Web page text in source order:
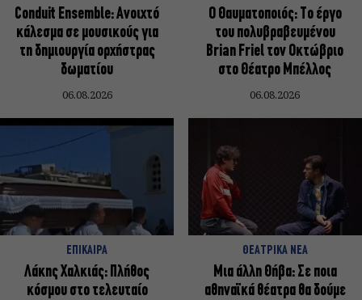
Conduit Ensemble: Ανοιχτό
κάλεσμα σε μουσικούς για
τη δημιουργία ορχήστρας
δωματίου
06.08.2026
Ο Θαυματοποιός: Το έργο
του πολυβραβευμένου
Brian Friel τον Οκτώβριο
στο Θέατρο Μπέλλος
06.08.2026
ΕΠΙΚΑΙΡΑ
Λάκης Χαλκιάς: Πλήθος
κόσμου στο τελευταίο
ΘΕΑΤΡΙΚΑ ΝΕΑ
Μια άλλη Θήβα: Σε ποια
αθηναϊκά θέατρα θα δούμε